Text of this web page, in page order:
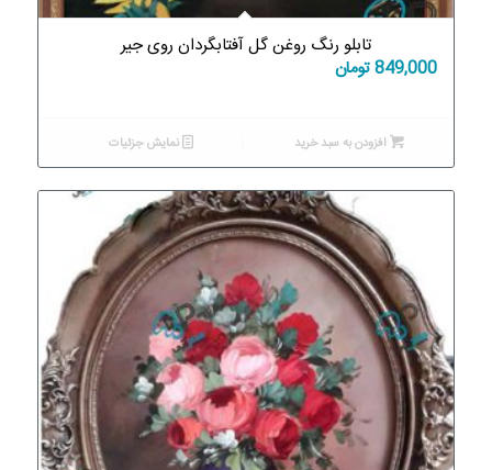
تابلو رنگ روغن گل آفتابگردان روی جیر
849,000تومان
افزودن به سبد خرید نمایش جزئیات